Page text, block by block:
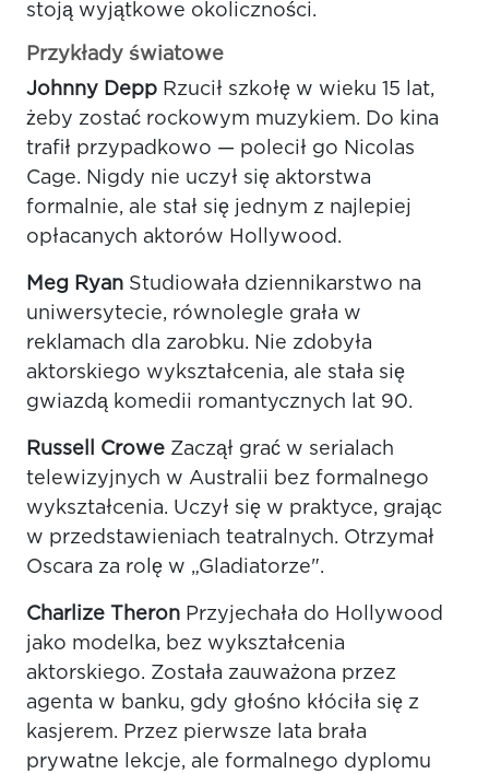
stoją wyjątkowe okoliczności.
Przykłady światowe
Johnny Depp Rzucił szkołę w wieku 15 lat,
żeby zostać rockowym muzykiem. Do kina
trafił przypadkowo — polecił go Nicolas
Cage. Nigdy nie uczył się aktorstwa
formalnie, ale stał się jednym z najlepiej
opłacanych aktorów Hollywood.
Meg Ryan Studiowała dziennikarstwo na
uniwersytecie, równolegle grała w
reklamach dla zarobku. Nie zdobyła
aktorskiego wykształcenia, ale stała się
gwiazdą komedii romantycznych lat 90.
Russell Crowe Zaczął grać w serialach
telewizyjnych w Australii bez formalnego
wykształcenia. Uczył się w praktyce, grając
w przedstawieniach teatralnych. Otrzymał
Oscara za rolę w „Gladiatorze".
Charlize Theron Przyjechała do Hollywood
jako modelka, bez wykształcenia
aktorskiego. Została zauważona przez
agenta w banku, gdy głośno kłóciła się z
kasjerem. Przez pierwsze lata brała
prywatne lekcje, ale formalnego dyplomu